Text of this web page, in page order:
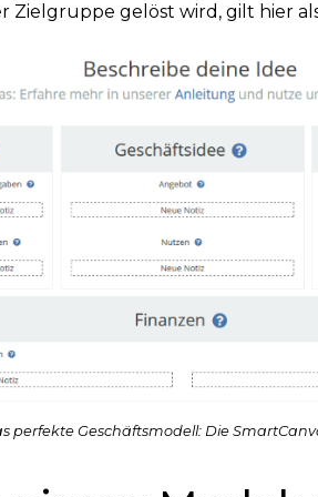
Zielgruppe gelöst wird, gilt hier
perfekte Geschäftsmodell: Die